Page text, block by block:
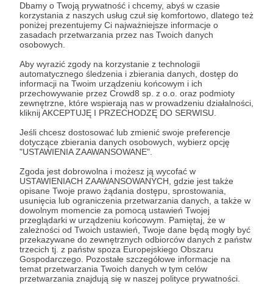
Dbamy o Twoją prywatność i chcemy, abyś w czasie
korzystania z naszych usług czuł się komfortowo, dlatego też
poniżej prezentujemy Ci najważniejsze informacje o
zasadach przetwarzania przez nas Twoich danych
osobowych.
Aby wyrazić zgody na korzystanie z technologii
automatycznego śledzenia i zbierania danych, dostęp do
informacji na Twoim urządzeniu końcowym i ich
przechowywanie przez Crowd8 sp. z o.o. oraz podmioty
zewnętrzne, które wspierają nas w prowadzeniu działalności,
kliknij AKCEPTUJĘ I PRZECHODZĘ DO SERWISU.
Jeśli chcesz dostosować lub zmienić swoje preferencje
dotyczące zbierania danych osobowych, wybierz opcję
"USTAWIENIA ZAAWANSOWANE".
Zgoda jest dobrowolna i możesz ją wycofać w
USTAWIENIACH ZAAWANSOWANYCH, gdzie jest także
opisane Twoje prawo żądania dostępu, sprostowania,
usunięcia lub ograniczenia przetwarzania danych, a także w
dowolnym momencie za pomocą ustawień Twojej
przeglądarki w urządzeniu końcowym. Pamiętaj, że w
zależności od Twoich ustawień, Twoje dane będą mogły być
przekazywane do zewnętrznych odbiorców danych z państw
trzecich tj. z państw spoza Europejskiego Obszaru
Gospodarczego. Pozostałe szczegółowe informacje na
temat przetwarzania Twoich danych w tym celów
przetwarzania znajdują się w naszej polityce prywatności.
jest po przekazaniu podpisanego formularza "Zgodna na
założenie konta przez osobę niepełnoletnią", formularz
dostępny jest na stronie regulaminu Patronite.pl.
* Zapoznałem się i akceptujęRegulaminserwisu oraz
* Wyrażam zgodę na przetwarzanie moich danych
osobowych podanych w formularzu rejestracyjnym w celu
prawidłowego świadczenia usług serwisu Patronite.
Wyrażam zgodę na otrzymywanie drogą elektroniczną
informacji handlowych - newslettera. Opcja ta może zostać
zmieniona w ustawieniach konta.